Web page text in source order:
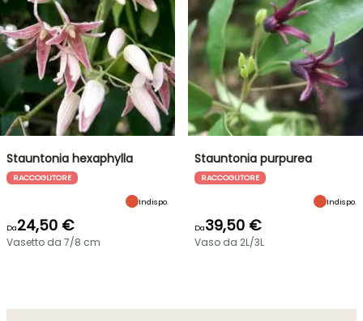
Stauntonia hexaphylla
RACCOGLITORE
Indispo.
Da24,50 €
Vasetto da 7/8 cm
Stauntonia purpurea
RACCOGLITORE
Indispo.
Da39,50 €
Vaso da 2L/3L